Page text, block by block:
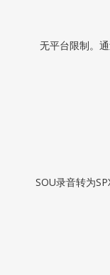
无平台限制。
SOU录音转为